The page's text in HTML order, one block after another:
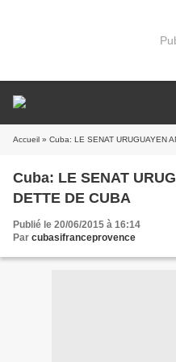
Accueil » Cuba: LE SENAT URUGUAYEN
Cuba: LE SENAT
DETTE DE CUBA
Publié le 20/06/2015 à 16:14
Par cubasifranceprovence